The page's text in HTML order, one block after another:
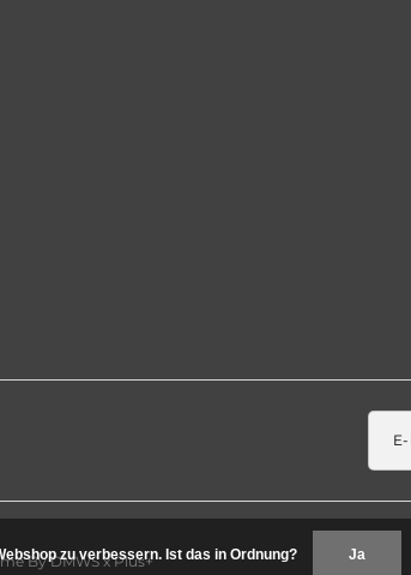
ByDMWSxPlus+
zu verbessern. Ist das in Ordnung? Ja